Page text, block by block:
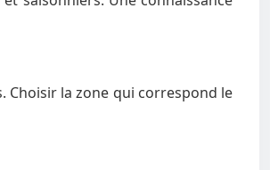
Choisir la zone qui correspond le